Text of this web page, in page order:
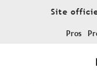
Site
Pros